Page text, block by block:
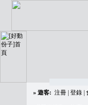
» 遊客: 注冊 登錄